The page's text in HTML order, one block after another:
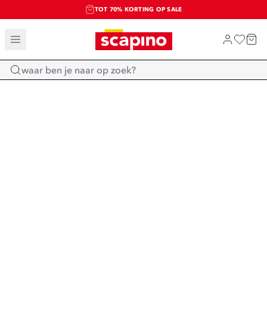
TOT 70% KORTING OP SALE
SALE: LAATSTE KANS!
SHOP NIEUW
Home